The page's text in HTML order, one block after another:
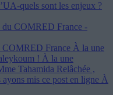
quels sont les enjeux ?
du COMRED France -
COMRED France À la une
! À la une
Tahamida Relâchée ,
ayons mis ce post en ligne À